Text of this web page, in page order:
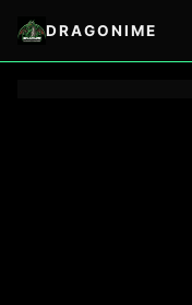
DRAGONIME